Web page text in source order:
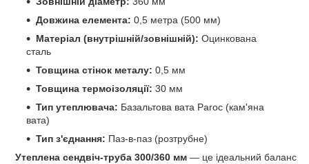
Довжина елемента: 0,5 метра (500 мм)
Матеріал (внутрішній/зовнішній): Оцинкована
сталь
Товщина стінок металу: 0,5 мм
Товщина термоізоляції: 30 мм
Тип утеплювача: Базальтова вата Paroc (кам'яна
вата)
Тип з'єднання: Паз-в-паз (розтрубне)
Утеплена сендвіч-труба 300/360 мм — це ідеальний баланс